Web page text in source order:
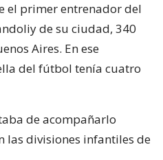
el primer entrenador del
de su ciudad, 340
Aires. En ese
del fútbol tenía cuatro
de acompañarlo
las divisiones infantiles de